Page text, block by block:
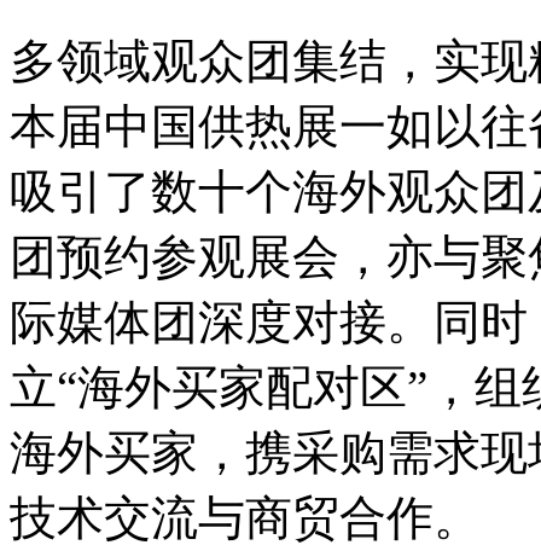
多领域观众团集结，实
本届中国供热展一如以
吸引了数十个海外观众
团预约参观展会，亦与
际媒体团深度对接。同
立“海外买家配对区”，
海外买家，携采购需求
技术交流与商贸合作。